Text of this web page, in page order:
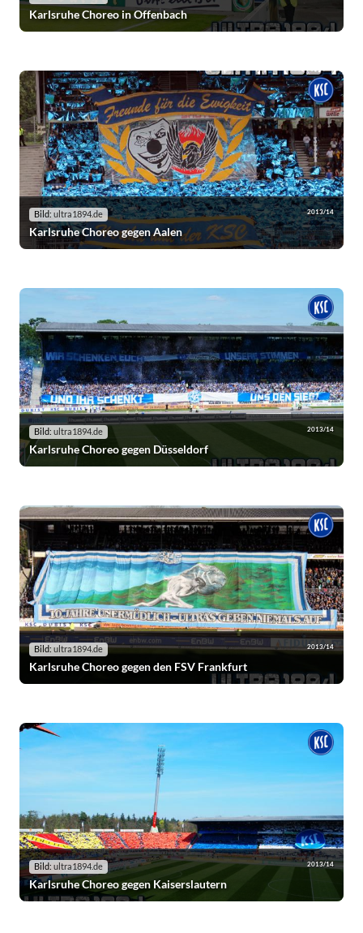
Karlsruhe Choreo in Offenbach
Bild: ultra1894.de 2013/14
Karlsruhe Choreo gegen Aalen
Bild: ultra1894.de 2013/14
Karlsruhe Choreo gegen Düsseldorf
Bild: ultra1894.de 2013/14
Karlsruhe Choreo gegen den FSV Frankfurt
Bild: ultra1894.de 2013/14
Karlsruhe Choreo gegen Kaiserslautern